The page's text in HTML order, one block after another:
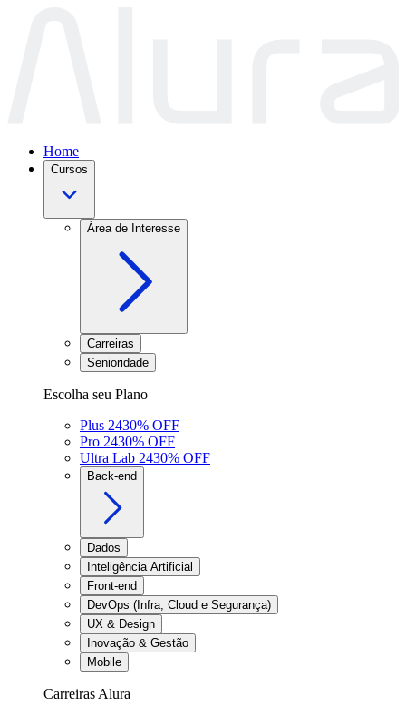
Home
Cursos
Área de Interesse
Carreiras
Senioridade
Escolha seu Plano
Plus 2430% OFF
Pro 2430% OFF
Ultra Lab 2430% OFF
Back-end
Dados
Inteligência Artificial
Front-end
DevOps (Infra, Cloud e Segurança)
UX & Design
Inovação & Gestão
Mobile
Carreiras Alura